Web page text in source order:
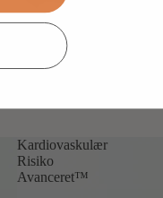
landet
fordelt på 4
Kardiovaskulær
Risiko
Avanceret™